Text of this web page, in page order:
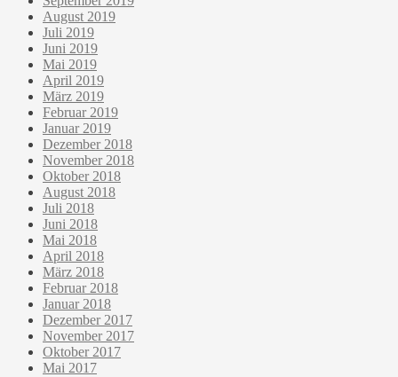
August 2019
Juli 2019
Juni 2019
Mai 2019
April 2019
März 2019
Februar 2019
Januar 2019
Dezember 2018
November 2018
Oktober 2018
August 2018
Juli 2018
Juni 2018
Mai 2018
April 2018
März 2018
Februar 2018
Januar 2018
Dezember 2017
November 2017
Oktober 2017
Mai 2017